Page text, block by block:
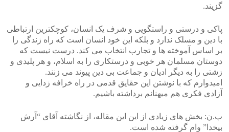
گزیند.
پاکی و درستی و راستگویی و شرف یک انسان، کوچکترین ارتباطی
با دین و مسلک ندارد و بلکه این خود انسان است که راه زندگی را
بر اساس آموخته ها و تجارب انتخاب می کند. درست نیست که
دوستان مسلمان هر خوبی و درستکاری را به اسلام، و هر پلیدی و
زشتی را به دیگر ادیان و جماعت بی دین پیوند می زنند.
امیدوارم که با نوشتن این حقایق قدمی در راه خرافه زدایی و
آزادی فکری هم میهنانم برداشته باشیم.
پ.ن: بخش های زیادی از این این مقاله، از نگاشته آقای “آرش
بیخدا” وام گرفته شده است.